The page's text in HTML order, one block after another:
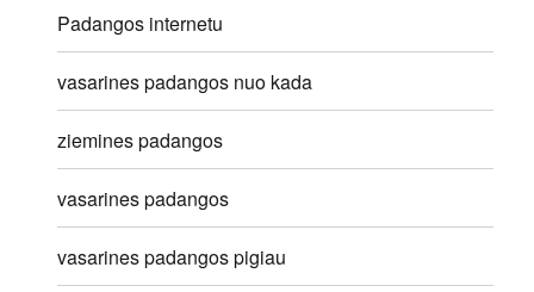
Padangos internetu
vasarines padangos nuo kada
ziemines padangos
vasarines padangos
vasarines padangos pigiau